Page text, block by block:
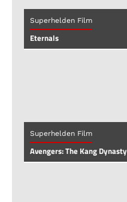
Superhelden Film
Eternals
Superhelden Film
Avengers: The Kang Dynasty